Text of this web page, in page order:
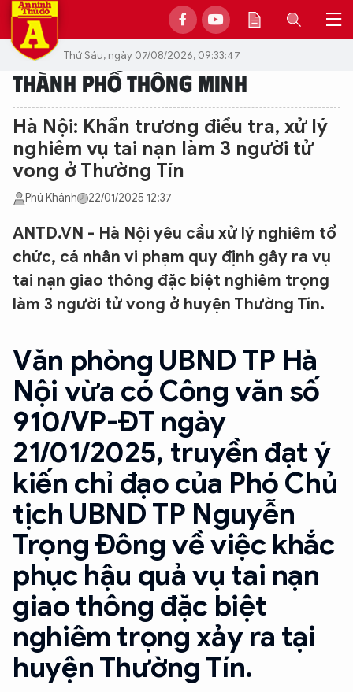
Thứ Sáu, ngày 07/08/2026, 09:33:47
THÀNH PHỐ THÔNG MINH
Hà Nội: Khẩn trương điều tra, xử lý
nghiêm vụ tai nạn làm 3 người tử
vong ở Thường Tín
Phú Khánh 22/01/2025 12:37
ANTD.VN - Hà Nội yêu cầu xử lý nghiêm tổ
chức, cá nhân vi phạm quy định gây ra vụ
tai nạn giao thông đặc biệt nghiêm trọng
làm 3 người tử vong ở huyện Thường Tín.
Văn phòng UBND TP Hà
Nội vừa có Công văn số
910/VP-ĐT ngày
21/01/2025, truyền đạt ý
kiến chỉ đạo của Phó Chủ
tịch UBND TP Nguyễn
Trọng Đông về việc khắc
phục hậu quả vụ tai nạn
giao thông đặc biệt
nghiêm trọng xảy ra tại
huyện Thường Tín.